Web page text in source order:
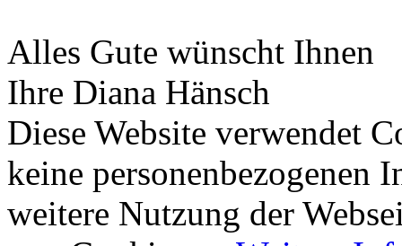
Alles Gute wünscht Ihnen
Ihre Diana Hänsch
Diese Website verwendet
keine personenbezogenen
weitere Nutzung der